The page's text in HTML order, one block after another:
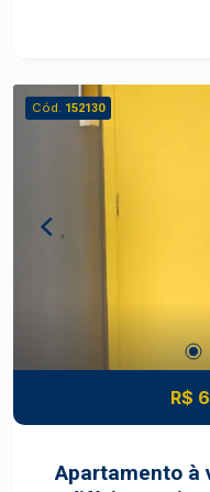
Cód. 152130
R$
Apartamento à